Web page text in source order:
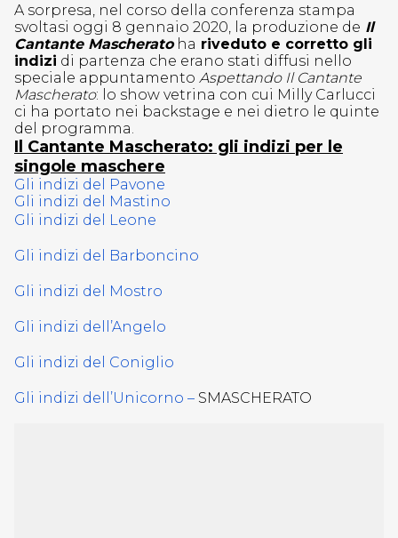
A sorpresa, nel corso della conferenza stampa
svoltasi oggi 8 gennaio 2020, la produzione de Il
Cantante Mascheratoha riveduto e corretto gli
indizi di partenza che erano stati diffusi nello
speciale appuntamento Aspettando Il Cantante
Mascherato: lo show vetrina con cui Milly Carlucci
ci ha portato nei backstage e nei dietro le quinte
del programma.
Il Cantante Mascherato: gli indizi per le
singole maschere
Gli indizi del Pavone
Gli indizi del Mastino
Gli indizi del Leone
Gli indizi del Barboncino
Gli indizi del Mostro
Gli indizi dell’Angelo
Gli indizi del Coniglio
Gli indizi dell’Unicorno – SMASCHERATO